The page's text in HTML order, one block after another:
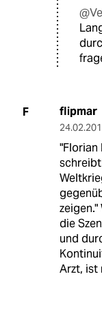
F flipmar
"Florian
die
und
Arzt, ist